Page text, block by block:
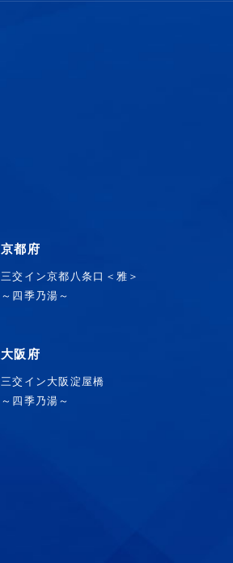
京都府
三交イン京都八条口＜雅＞
～四季乃湯～
大阪府
三交イン大阪淀屋橋
～四季乃湯～